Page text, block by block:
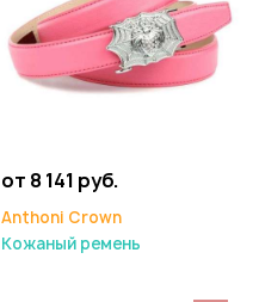
от 8 141 руб.
Anthoni Crown
Кожаный ремень